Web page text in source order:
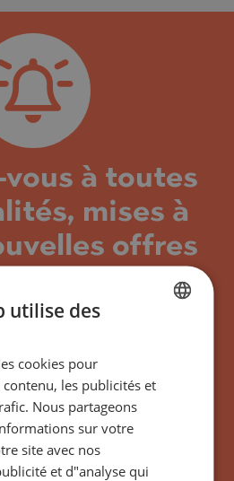
à toutes
mises à
offres
complexe
Garden
Bulgarie
GERMAN
utilise des
cookies pour
les publicités et
Nous partageons
sur votre
site avec nos
et d"analyse qui